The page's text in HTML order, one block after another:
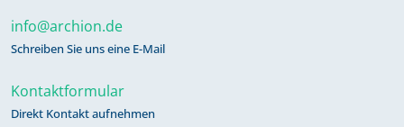
info@archion.de
Schreiben Sie uns eine E-Mail
Kontaktformular
Direkt Kontakt aufnehmen